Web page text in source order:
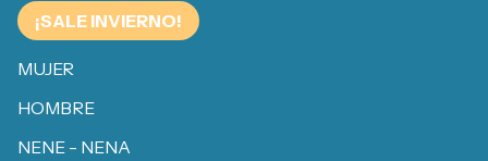
¡SALE INVIERNO!
MUJER
HOMBRE
NENE - NENA